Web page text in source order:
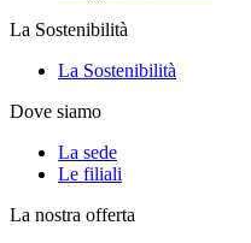
La Sostenibilità
La Sostenibilità
Dove siamo
La sede
Le filiali
La nostra offerta